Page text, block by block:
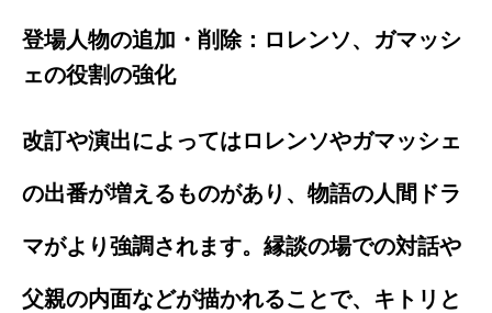
登場人物の追加・削除：ロレンソ、ガマッシ
ェの役割の強化
改訂や演出によってはロレンソやガマッシェ
の出番が増えるものがあり、物語の人間ドラ
マがより強調されます。縁談の場での対話や
父親の内面などが描かれることで、キトリと